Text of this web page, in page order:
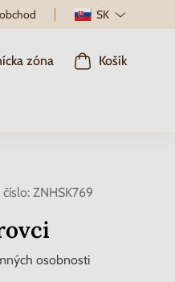
SK
zóna Košík
číslo: ZNHSK769
osobnosti